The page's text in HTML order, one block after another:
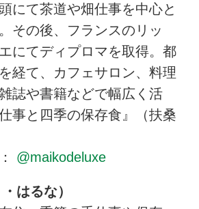
にて茶道や畑仕事を中心と
その後、フランスのリッ
にてディプロマを取得。都
経て、カフェサロン、料理
誌や書籍などで幅広く活
事と四季の保存食』（扶桑
@maikodeluxe
はるな）